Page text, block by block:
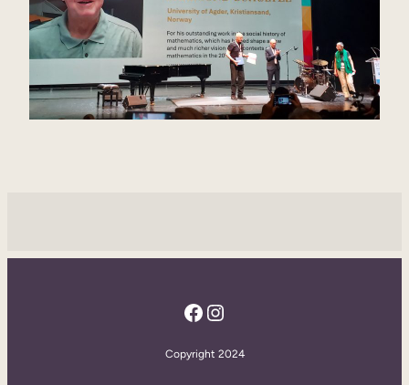
Facebook
Instagram
Copyright 2024